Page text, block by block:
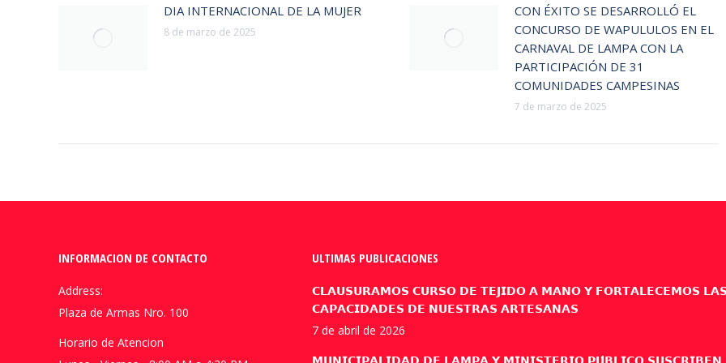
DIA INTERNACIONAL DE LA MUJER
8 de marzo de 2025
CON ÉXITO SE DESARROLLÓ EL
CONCURSO DE WAPULULOS EN EL
CARNAVAL DE LAMPA CON LA
PARTICIPACIÓN DE 31
COMUNIDADES CAMPESINAS
7 de marzo de 2025
INFORMACION DE CONTACTO
Address:
Plaza de Armas Nro. 100
Horario de Atencion
ULTIMAS PUBLICACIONES
𝗖𝗟𝗔𝗨𝗦𝗨𝗥𝗔𝗠𝗢𝗦 𝗖𝗨𝗥𝗦𝗢 𝗗𝗘 𝗧𝗘𝗝𝗜𝗗𝗢 𝗔 𝗠𝗔𝗡𝗢 𝗬 𝗙𝗢𝗥𝗧𝗔𝗟𝗘𝗖𝗘𝗠𝗢𝗦
𝗖𝗔𝗣𝗔𝗖𝗜𝗗𝗔𝗗𝗘𝗦 𝗗𝗘 𝗡𝗨𝗘𝗦𝗧𝗥𝗔𝗦 𝗔𝗥𝗧𝗘𝗦𝗔𝗡𝗔𝗦
7 de abril de 2026
𝗠𝗨𝗡𝗜𝗖𝗜𝗣𝗔𝗟𝗜𝗗𝗔𝗗 𝗗𝗘 𝗟𝗔𝗠𝗣𝗔 𝗬 𝗠𝗜𝗡𝗜𝗦𝗧𝗘𝗥𝗜𝗢 𝗣𝗨́𝗕𝗟𝗜𝗖𝗢 𝗦𝗨𝗦𝗖𝗥𝗜𝗕𝗘𝗡